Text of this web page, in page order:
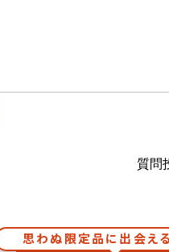
質問
思わぬ限定品に出会える